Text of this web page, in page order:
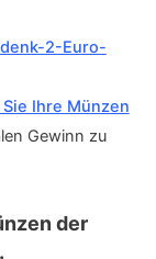
2-Euro-
Ihre Münzen
Gewinn zu
der